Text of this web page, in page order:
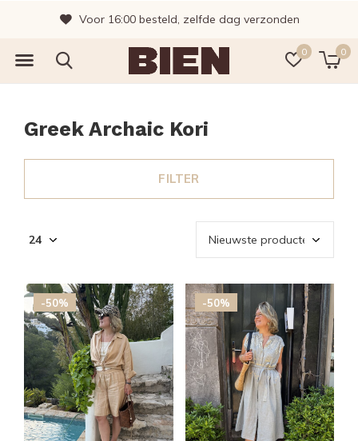
0 0
Voor 16:00 besteld, zelfde dag verzonden
Greek Archaic Kori
FILTER
-50% -50%